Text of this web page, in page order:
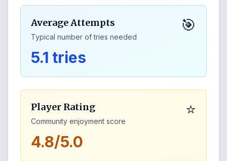
Average Attempts
Typical number of tries needed
🎯
5.1 tries
Player Rating
Community enjoyment score
⭐
4.8/5.0